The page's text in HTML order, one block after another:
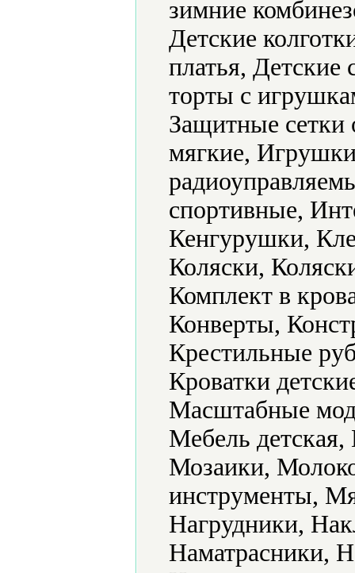
зимние
Детские
платья, Детские
торты с
Защитные
мягкие,
спортивные,
Кенгурушки,
Коляски,
Комплект в
Конверты,
Крестильные
Кроватки
Масштабные
Мебель
Мозаики,
инструменты,
Нагрудники,
Наматрасники,